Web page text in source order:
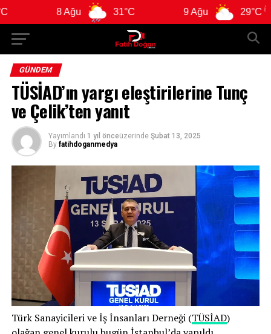
31°C 29°C
GÜNDEM
TÜSİAD’ın yargı eleştirilerine Tunç
ve Çelik’ten yanıt
Yayımlandı 1 yıl önceüzerinde Şubat 13, 2025
By fatihdoganmedya
Türk Sanayicileri ve İş İnsanları Derneği (TÜSİAD)